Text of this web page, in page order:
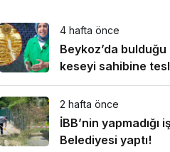
4 hafta önce
Beykoz’da bulduğu
keseyi sahibine
2 hafta önce
İBB’nin yapmadığı
Belediyesi yaptı!